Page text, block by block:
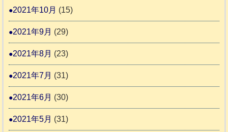
2021年10月 (15)
2021年9月 (29)
2021年8月 (23)
2021年7月 (31)
2021年6月 (30)
2021年5月 (31)